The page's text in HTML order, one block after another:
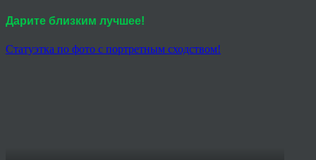
Дарите близким лучшее!
Статуэтка по фото с портретным сходством!